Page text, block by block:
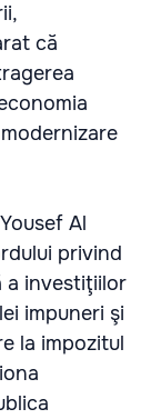
că
Al
privind
a investiţiilor
impuneri şi
la impozitul